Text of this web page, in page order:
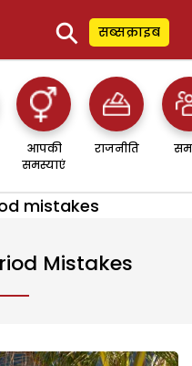
⚲ सब्सक्राइब
आपकी
समस्याएं
राजनीति
mistakes
Mistakes